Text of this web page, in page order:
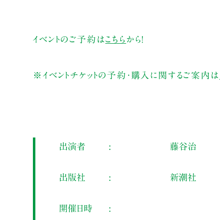
イベントのご予約はこちら から！
※イベントチケットの予約・購入に関するご案内は
出演者 藤谷治
出版社 新潮社
開催日時